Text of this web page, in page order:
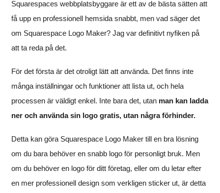
Squarespaces webbplatsbyggare är ett av de bästa sätten att
få upp en professionell hemsida snabbt, men vad säger det
om Squarespace Logo Maker? Jag var definitivt nyfiken på
att ta reda på det.
För det första är det otroligt lätt att använda. Det finns inte
många inställningar och funktioner att lista ut, och hela
processen är väldigt enkel. Inte bara det, utan man kan ladda
ner och använda sin logo gratis, utan några förhinder.
Detta kan göra Squarespace Logo Maker till en bra lösning
om du bara behöver en snabb logo för personligt bruk. Men
om du behöver en logo för ditt företag, eller om du letar efter
en mer professionell design som verkligen sticker ut, är detta